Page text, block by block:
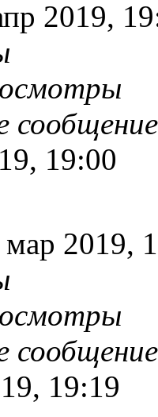
2019,
19:00
мар 2019,
19:19